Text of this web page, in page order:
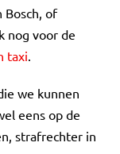
Bosch, of
nog voor de
taxi.
we kunnen
eens op de
strafrechter in